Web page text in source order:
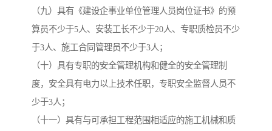
（九）具有《建设企事业单位管理人员岗位证书》的预
算员不少于5人、安装工长不少于20人、专职质检员不少
于3人、施工合同管理员不少于3人；
（十）具有专职的安全管理机构和健全的安全管理制
度，安全具有电力以上技术任职，专职安全监督人员不
少于3人；
（十一）具有与可承担工程范围相适应的施工机械和质